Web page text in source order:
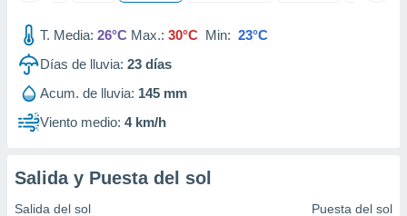
mediante
publicidad
publicidad
T. Media: 26°C Max.: 30°C Min: 23°C
Días de lluvia: 23 días
Acum. de lluvia: 145 mm
Viento medio: 4 km/h
Salida y Puesta del sol
Salida del sol Puesta del sol